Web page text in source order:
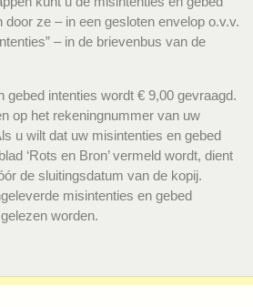
door ze – in een gesloten envelop o.v.v.
– in de brievenbus van de
gebed intenties wordt € 9,00 gevraagd.
op het rekeningnummer van uw
u wilt dat uw misintenties en gebed
‘Rots en Bron’ vermeld wordt, dient
de sluitingsdatum van de kopij.
misintenties en gebed
worden.